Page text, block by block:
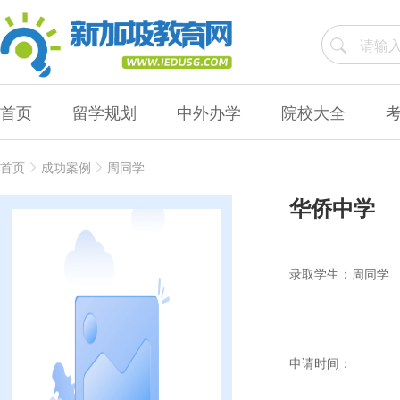
首页 留学规划 中外办学 院校大全
首页 成功案例 周同学
华侨中学
录取学生：周同学
申请时间：